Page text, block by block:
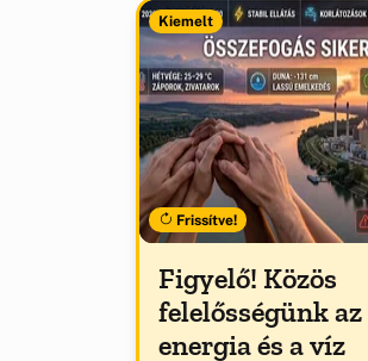
Kiemelt
Frissítve!
Figyelő! Közös
felelősségünk az
energia és a víz